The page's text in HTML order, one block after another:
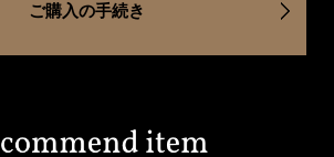
ご購入の手続き